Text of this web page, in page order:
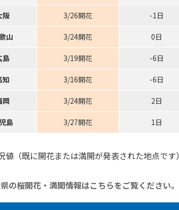
阪 3/26開花 -1日
山 3/24開花 0日
島 3/19開花 -6日
知 3/16開花 -6日
岡 3/24開花 2日
島 3/27開花 1日
値（既に開花または満開が発表された地点です）
の桜開花・満開情報はこちらをご覧ください。